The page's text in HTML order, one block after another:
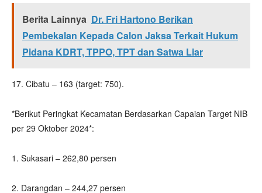
Berita Lainnya Dr. Fri Hartono Berikan
Pembekalan Kepada Calon Jaksa Terkait Hukum
Pidana KDRT, TPPO, TPT dan Satwa Liar
17. Cibatu – 163 (target: 750).
*Berikut Peringkat Kecamatan Berdasarkan Capaian Target NIB
per 29 Oktober 2024*:
1. Sukasari – 262,80 persen
2. Darangdan – 244,27 persen